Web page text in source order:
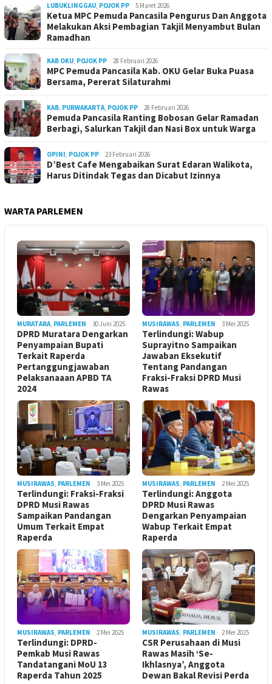
LUBUKLINGGAU POJOK PP 5 Maret 2026
Ketua MPC Pemuda Pancasila Pengurus Dan Anggota
Melakukan Aksi Pembagian Takjil Menyambut Bulan
Ramadhan
KAB OKU POJOK PP 28 Februari 2026
MPC Pemuda Pancasila Kab. OKU Gelar Buka Puasa
Bersama, Pererat Silaturahmi
KAB. PURWAKARTA POJOK PP 28 Februari 2026
Pemuda Pancasila Ranting Bobosan Gelar Ramadan
Berbagi, Salurkan Takjil dan Nasi Box untuk Warga
OPINI POJOK PP 23 Februari 2026
D’Best Cafe Mengabaikan Surat Edaran Walikota,
Harus Ditindak Tegas dan Dicabut Izinnya
WARTA PARLEMEN
MURATARA PARLEMEN 30 Juni 2025
DPRD Muratara Dengarkan
Penyampaian Bupati
Terkait Raperda
Pertanggungjawaban
Pelaksanaaan APBD TA
2024
MUSIRAWAS PARLEMEN 3 Mei 2025
Terlindungi: Wabup
Suprayitno Sampaikan
Jawaban Eksekutif
Tentang Pandangan
Fraksi-Fraksi DPRD Musi
Rawas
MUSIRAWAS PARLEMEN 3 Mei 2025
Terlindungi: Fraksi-Fraksi
DPRD Musi Rawas
Sampaikan Pandangan
Umum Terkait Empat
Raperda
MUSIRAWAS PARLEMEN 2 Mei 2025
Terlindungi: Anggota
DPRD Musi Rawas
Dengarkan Penyampaian
Wabup Terkait Empat
Raperda
MUSIRAWAS PARLEMEN 2 Mei 2025
Terlindungi: DPRD-
Pemkab Musi Rawas
Tandatangani MoU 13
Raperda Tahun 2025
MUSIRAWAS PARLEMEN 2 Mei 2025
CSR Perusahaan di Musi
Rawas Masih ‘Se-
Ikhlasnya’, Anggota
Dewan Bakal Revisi Perda ‎